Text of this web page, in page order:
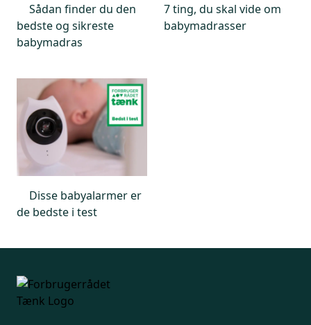
Sådan finder du den
bedste og sikreste
babymadras
7 ting, du skal vide om
babymadrasser
Disse babyalarmer er
de bedste i test